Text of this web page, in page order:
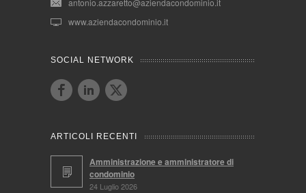
antonio.azzaretto@aziendacondominio.it
www.aziendacondominio.it
SOCIAL NETWORK
ARTICOLI RECENTI
Amministrazione e amministratore di
condominio
24 Luglio 2026